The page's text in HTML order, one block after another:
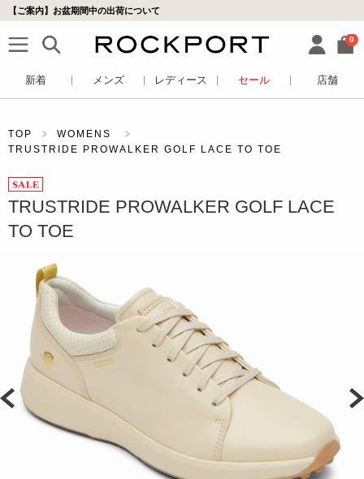
【ご案内】お盆期間中の出荷について
0
新着 メンズ レディース セール 店舗
TOP
WOMENS
TRUSTRIDE PROWALKER GOLF LACE TO TOE
TRUSTRIDE PROWALKER GOLF LACE
TO TOE